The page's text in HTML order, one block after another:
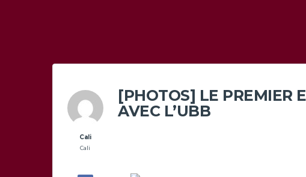
Cali
Cali
[PHOTOS] LE PREMIER
AVEC L’UBB